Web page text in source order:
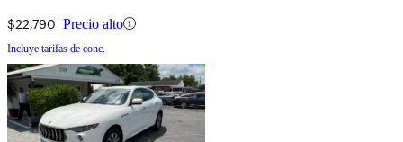
$22,790 Precio alto
Incluye tarifas de conc.